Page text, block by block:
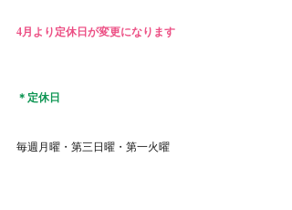
4月より定休日が変更になります
＊定休日
毎週月曜・第三日曜・第一火曜